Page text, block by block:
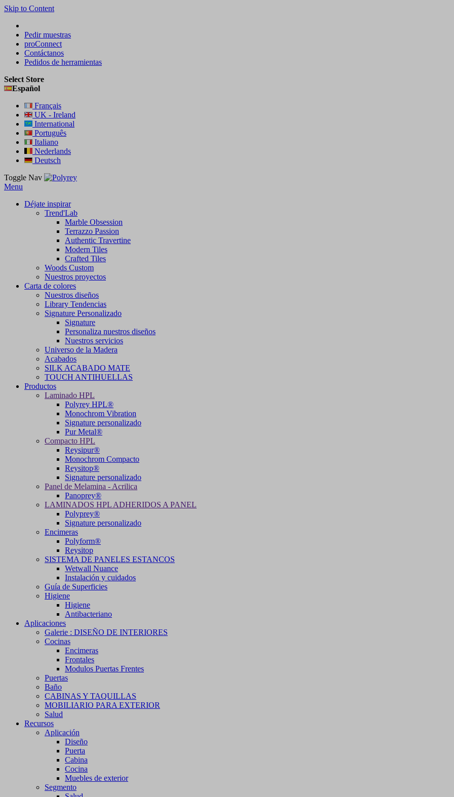
Skip to Content
Pedir muestras
proConnect
Contáctanos
Pedidos de herramientas
Select Store
Español
Français
UK - Ireland
International
Português
Italiano
Nederlands
Deutsch
Toggle Nav
Menu
Déjate inspirar
Trend'Lab
Marble Obsession
Terrazzo Passion
Authentic Travertine
Modern Tiles
Crafted Tiles
Woods Custom
Nuestros proyectos
Carta de colores
Nuestros diseños
Library Tendencias
Signature Personalizado
Signature
Personaliza nuestros diseños
Nuestros servicios
Universo de la Madera
Acabados
SILK ACABADO MATE
TOUCH ANTIHUELLAS
Productos
Laminado HPL
Polyrey HPL®
Monochrom Vibration
Signature personalizado
Pur Metal®
Compacto HPL
Reysipur®
Monochrom Compacto
Reysitop®
Signature personalizado
Panel de Melamina - Acrilica
Panoprey®
LAMINADOS HPL ADHERIDOS A PANEL
Polyprey®
Signature personalizado
Encimeras
Polyform®
Reysitop
SISTEMA DE PANELES ESTANCOS
Wetwall Nuance
Instalación y cuidados
Guía de Superficies
Higiene
Higiene
Antibacteriano
Aplicaciones
Galerie : DISEÑO DE INTERIORES
Cocinas
Encimeras
Frontales
Modulos Puertas Frentes
Puertas
Baño
CABINAS Y TAQUILLAS
MOBILIARIO PARA EXTERIOR
Salud
Recursos
Aplicación
Diseño
Puerta
Cabina
Cocina
Muebles de exterior
Segmento